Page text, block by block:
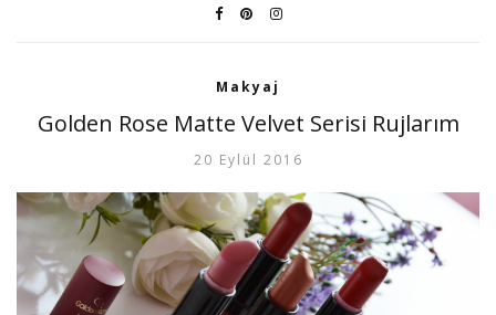
Makyaj
Golden Rose Matte Velvet Serisi Rujlarım
20 Eylül 2016